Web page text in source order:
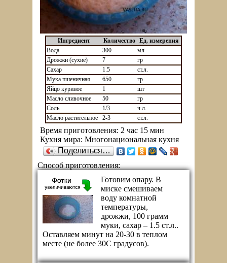
Ингредиент Количество Ед. измерения
Вода
300
мл
Дрожжи (сухие)
7
гр
Сахар
1.5
ст.л.
Мука пшеничная
650
гр
Яйцо куриное
1
шт
Масло сливочное
50
гр
Соль
1/3
ч.л.
Масло растительное
2-3 ст.л.
Время приготовления: 2 час 15 мин
Кухня мира: Многонациональная кухня
Поделиться…
Способ приготовления:
Готовим опару. В
миске смешиваем
воду комнатной
температуры,
дрожжи, 100 грамм
муки, сахар – 1.5 ст.л..
Оставляем минут на 20-30 в теплом
месте (не более 30C градусов).